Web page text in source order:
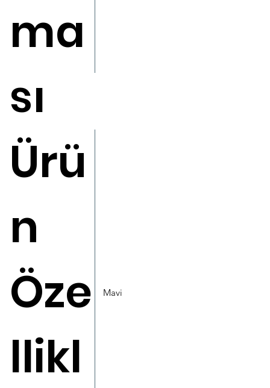
ma
sı
Ürü
n
Öze
llikl
Mavi